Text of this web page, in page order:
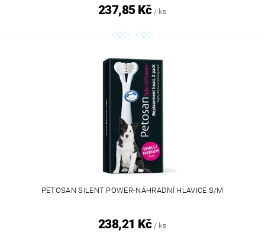
237,85 Kč / ks
PETOSAN SILENT POWER-NÁHRADNÍ HLAVICE S/M
238,21 Kč / ks